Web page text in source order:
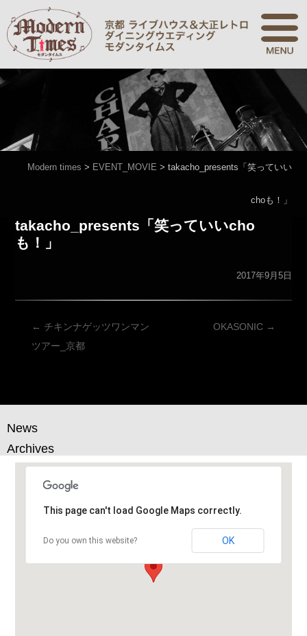
Modern times > EVENT_MOVIE > takacho_presents「笑っていい
choも！」
takacho_presents「笑っていいcho
も！」
2017年9月5日
投
稿
ゲ
ー
シ
ョ
ン
← チキンナゲッツワンマン
ツアー_京都
OKASONIC →
News
Archives
This page can't load Google Maps correctly.
Do you own this website? OK